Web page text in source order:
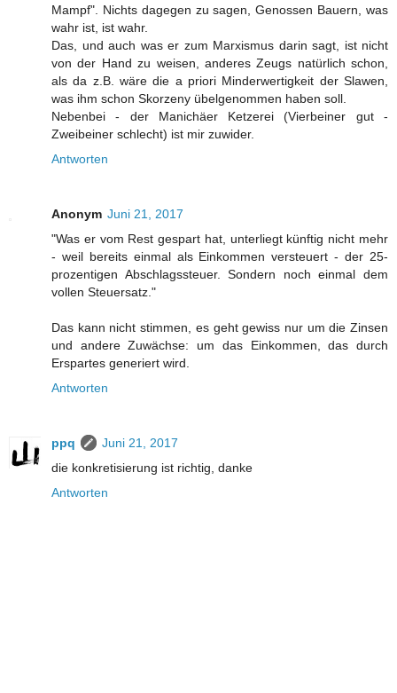
Mampf". Nichts dagegen zu sagen, Genossen Bauern, was
wahr ist, ist wahr.
Das, und auch was er zum Marxismus darin sagt, ist nicht
von der Hand zu weisen, anderes Zeugs natürlich schon,
als da z.B. wäre die a priori Minderwertigkeit der Slawen,
was ihm schon Skorzeny übelgenommen haben soll.
Nebenbei - der Manichäer Ketzerei (Vierbeiner gut -
Zweibeiner schlecht) ist mir zuwider.
Antworten
Anonym Juni 21, 2017
"Was er vom Rest gespart hat, unterliegt künftig nicht mehr
- weil bereits einmal als Einkommen versteuert - der 25-
prozentigen Abschlagssteuer. Sondern noch einmal dem
vollen Steuersatz."
Das kann nicht stimmen, es geht gewiss nur um die Zinsen
und andere Zuwächse: um das Einkommen, das durch
Erspartes generiert wird.
Antworten
ppq
Juni 21, 2017
die konkretisierung ist richtig, danke
Antworten